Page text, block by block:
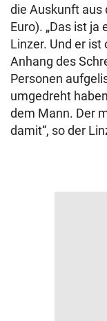
die Auskunft aus
Euro). „Das ist ja
Linzer. Und er
Anhang des
Personen
umgedreht
dem Mann. Der
damit“, so der